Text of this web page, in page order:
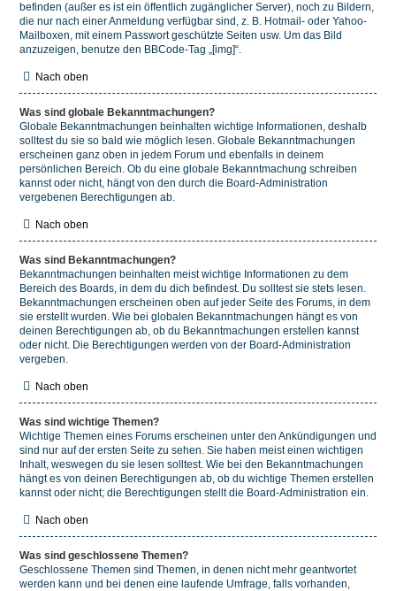
befinden (außer es ist ein öffentlich zugänglicher Server), noch zu Bildern,
die nur nach einer Anmeldung verfügbar sind, z. B. Hotmail- oder Yahoo-
Mailboxen, mit einem Passwort geschützte Seiten usw. Um das Bild
anzuzeigen, benutze den BBCode-Tag „[img]“.
Nach oben
Was sind globale Bekanntmachungen?
Globale Bekanntmachungen beinhalten wichtige Informationen, deshalb
solltest du sie so bald wie möglich lesen. Globale Bekanntmachungen
erscheinen ganz oben in jedem Forum und ebenfalls in deinem
persönlichen Bereich. Ob du eine globale Bekanntmachung schreiben
kannst oder nicht, hängt von den durch die Board-Administration
vergebenen Berechtigungen ab.
Nach oben
Was sind Bekanntmachungen?
Bekanntmachungen beinhalten meist wichtige Informationen zu dem
Bereich des Boards, in dem du dich befindest. Du solltest sie stets lesen.
Bekanntmachungen erscheinen oben auf jeder Seite des Forums, in dem
sie erstellt wurden. Wie bei globalen Bekanntmachungen hängt es von
deinen Berechtigungen ab, ob du Bekanntmachungen erstellen kannst
oder nicht. Die Berechtigungen werden von der Board-Administration
vergeben.
Nach oben
Was sind wichtige Themen?
Wichtige Themen eines Forums erscheinen unter den Ankündigungen und
sind nur auf der ersten Seite zu sehen. Sie haben meist einen wichtigen
Inhalt, weswegen du sie lesen solltest. Wie bei den Bekanntmachungen
hängt es von deinen Berechtigungen ab, ob du wichtige Themen erstellen
kannst oder nicht; die Berechtigungen stellt die Board-Administration ein.
Nach oben
Was sind geschlossene Themen?
Geschlossene Themen sind Themen, in denen nicht mehr geantwortet
werden kann und bei denen eine laufende Umfrage, falls vorhanden,